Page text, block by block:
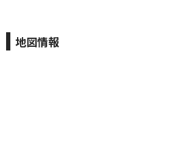
地図情報